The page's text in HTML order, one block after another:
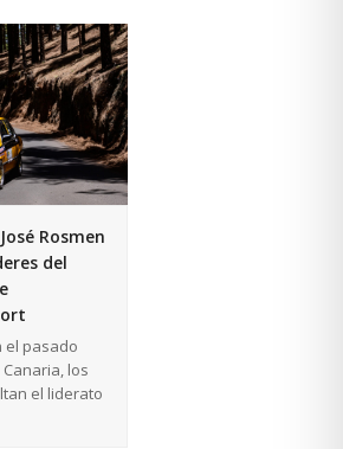
Rosmen
del
el pasado
los
el liderato